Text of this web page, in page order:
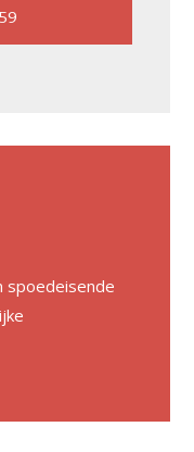
spoedeisende